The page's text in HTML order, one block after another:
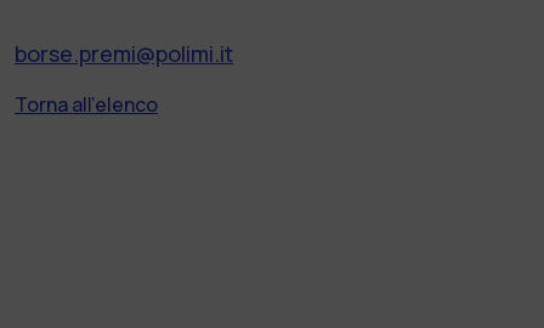
borse.premi@polimi.it
Torna all'elenco